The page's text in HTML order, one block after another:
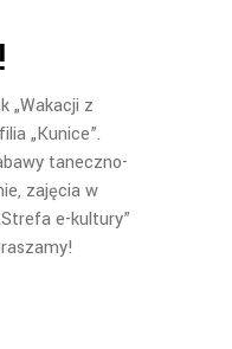
„Wakacji z
„Kunice”.
taneczno-
zajęcia w
e-kultury”